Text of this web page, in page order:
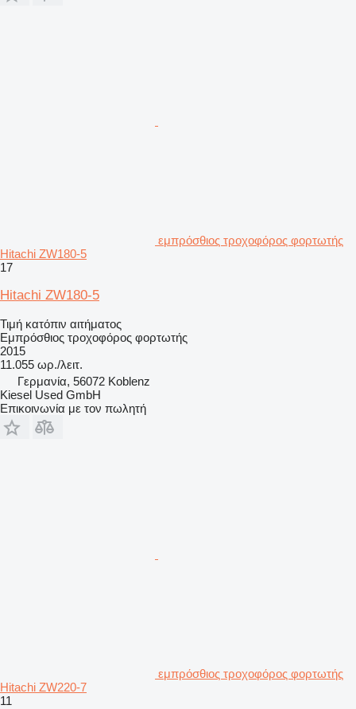
εμπρόσθιος τροχοφόρος φορτωτής
Hitachi ZW180-5
17
Hitachi ZW180-5
Τιμή κατόπιν αιτήματος
Εμπρόσθιος τροχοφόρος φορτωτής
2015
11.055 ωρ./λειτ.
Γερμανία, 56072 Koblenz
Kiesel Used GmbH
Επικοινωνία με τον πωλητή
εμπρόσθιος τροχοφόρος φορτωτής
Hitachi ZW220-7
11